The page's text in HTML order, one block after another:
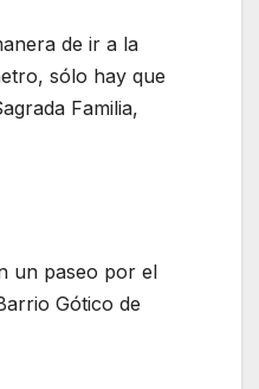
de ir a la
sólo hay que
Familia,
un paseo por el
Gótico de